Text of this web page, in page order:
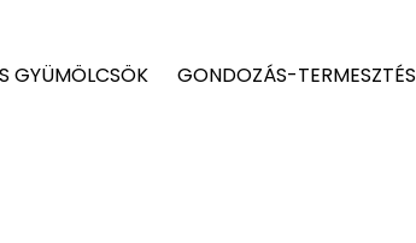
GYÜMÖLCSÖK GONDOZÁS-TERMESZTÉS